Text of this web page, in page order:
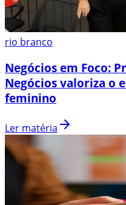
rio branco
Negócios em Foco:
Negócios valoriza o
feminino
Ler matéria